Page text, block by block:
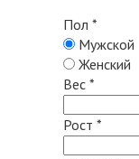
Пол *
Мужской
Женский
Вес *
Рост *